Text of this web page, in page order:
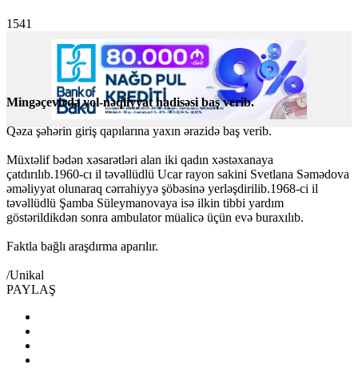
1541
Mingəçevirdə yol-nəqliyyat hadisəsi baş verib.
Qəza şəhərin giriş qapılarına yaxın ərazidə baş verib.
Müxtəlif bədən xəsarətləri alan iki qadın xəstəxanaya
çatdırılıb.1960-cı il təvəllüdlü Ucar rayon sakini Svetlana Səmədova
əməliyyat olunaraq cərrahiyyə şöbəsinə yerləşdirilib.1968-ci il
təvəllüdlü Şamba Süleymanovaya isə ilkin tibbi yardım
göstərildikdən sonra ambulator müalicə üçün evə buraxılıb.
Faktla bağlı araşdırma aparılır.
/Unikal
PAYLAŞ